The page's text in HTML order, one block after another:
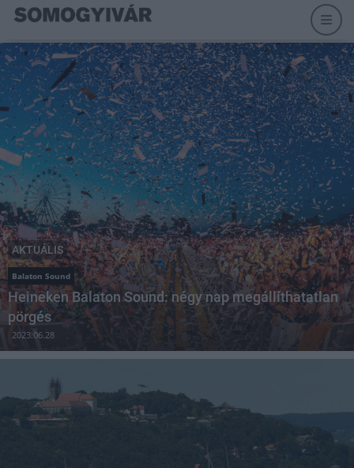
AKTUÁLIS
Balaton Sound
Heineken Balaton Sound: négy nap megállíthatatlan
pörgés
2023.06.28